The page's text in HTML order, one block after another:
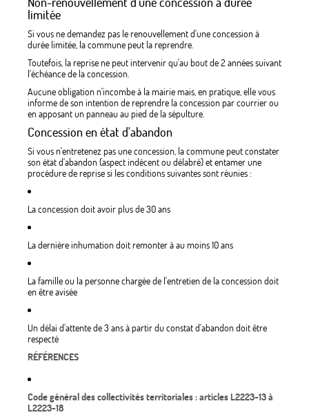
limitée
Si vous ne demandez pas le renouvellement d'une concession à
durée limitée, la commune peut la reprendre.
Toutefois, la reprise ne peut intervenir qu'au bout de 2 années suivant
l'échéance de la concession.
Aucune obligation n'incombe à la mairie mais, en pratique, elle vous
informe de son intention de reprendre la concession par courrier ou
en apposant un panneau au pied de la sépulture.
Concession en état d'abandon
Si vous n'entretenez pas une concession, la commune peut constater
son état d'abandon (aspect indécent ou délabré) et entamer une
procédure de reprise si les conditions suivantes sont réunies :
La concession doit avoir plus de 30 ans
La dernière inhumation doit remonter à au moins 10 ans
La famille ou la personne chargée de l'entretien de la concession doit
en être avisée
Un délai d'attente de 3 ans à partir du constat d'abandon doit être
respecté
RÉFÉRENCES
Code général des collectivités territoriales : articles L2223-13 à
L2223-18